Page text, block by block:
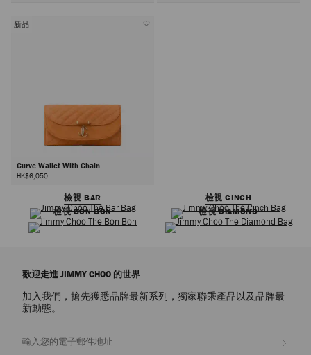
新品
Curve Wallet With Chain
HK$6,050
檢視 BAR
檢視 CINCH
檢視 BON BON
檢視 DIAMOND
歡迎走進 JIMMY CHOO 的世界
加入我們，搶先獲悉品牌最新系列，獨家聯乘產品以及品牌最
新動態。